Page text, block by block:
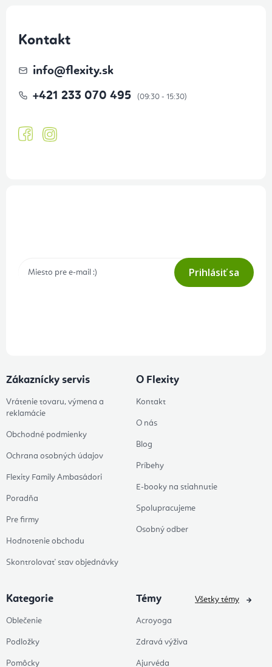
Kontakt
info@flexity.sk
+421 233 070 495
Prihlásiť sa
Zákaznícky servis
Vrátenie tovaru, výmena a
reklamácie
Obchodné podmienky
Ochrana osobných údajov
Flexity Family Ambasádori
Poradňa
Pre firmy
Hodnotenie obchodu
Skontrolovať stav objednávky
O Flexity
Kontakt
O nás
Blog
Príbehy
E-booky na stiahnutie
Spolupracujeme
Osobný odber
Kategorie
Oblečenie
Podložky
Pomôcky
Témy
Acroyoga
Zdravá výživa
Ajurvéda
Všetky témy